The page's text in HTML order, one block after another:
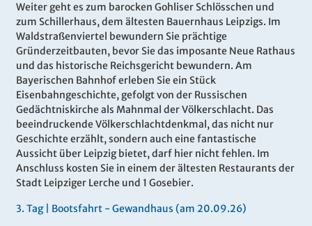
Weiter geht es zum barocken Gohliser Schlösschen und
zum Schillerhaus, dem ältesten Bauernhaus Leipzigs. Im
Waldstraßenviertel bewundern Sie prächtige
Gründerzeitbauten, bevor Sie das imposante Neue Rathaus
und das historische Reichsgericht bewundern. Am
Bayerischen Bahnhof erleben Sie ein Stück
Eisenbahngeschichte, gefolgt von der Russischen
Gedächtniskirche als Mahnmal der Völkerschlacht. Das
beeindruckende Völkerschlachtdenkmal, das nicht nur
Geschichte erzählt, sondern auch eine fantastische
Aussicht über Leipzig bietet, darf hier nicht fehlen. Im
Anschluss kosten Sie in einem der ältesten Restaurants der
Stadt Leipziger Lerche und 1 Gosebier.
3. Tag | Bootsfahrt - Gewandhaus (am 20.09.26)